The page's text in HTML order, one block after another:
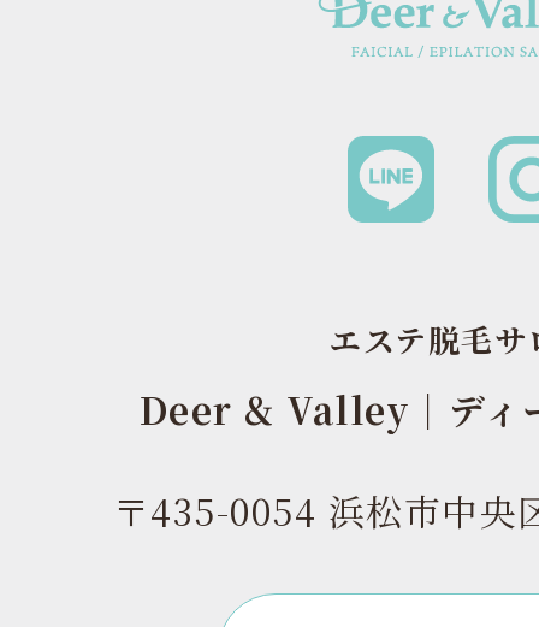
エステ脱毛サ
Deer & Valley｜ディ
〒435-0054 浜松市中央